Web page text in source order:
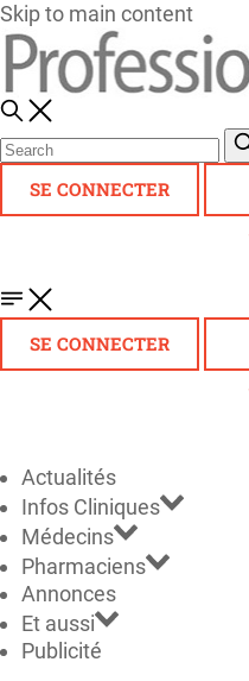
Skip to main content
SE CONNECTER
SE CONNECTER
Actualités
Infos Cliniques
Médecins
Pharmaciens
Annonces
Et aussi
Publicité